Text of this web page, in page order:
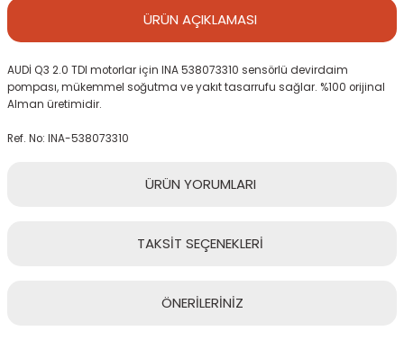
ÜRÜN AÇIKLAMASI
AUDİ Q3 2.0 TDI motorlar için INA 538073310 sensörlü devirdaim
pompası, mükemmel soğutma ve yakıt tasarrufu sağlar. %100 orijinal
Alman üretimidir.
Ref. No: INA-538073310
ÜRÜN YORUMLARI
TAKSİT SEÇENEKLERİ
ÖNERİLERİNİZ